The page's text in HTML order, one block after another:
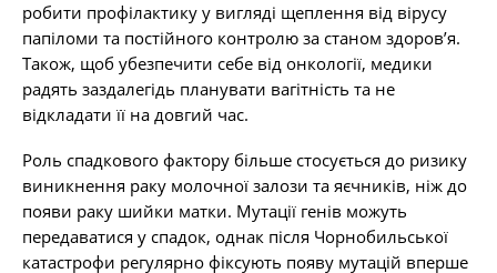
робити профілактику у вигляді щеплення від вірусу
папіломи та постійного контролю за станом здоров’я.
Також, щоб убезпечити себе від онкології, медики
радять заздалегідь планувати вагітність та не
відкладати її на довгий час.
Роль спадкового фактору більше стосується до ризику
виникнення раку молочної залози та яєчників, ніж до
появи раку шийки матки. Мутації генів можуть
передаватися у спадок, однак після Чорнобильської
катастрофи регулярно фіксують появу мутацій вперше